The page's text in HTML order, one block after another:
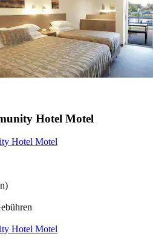
Hotel Motel
Hotel Motel
Hotel Motel